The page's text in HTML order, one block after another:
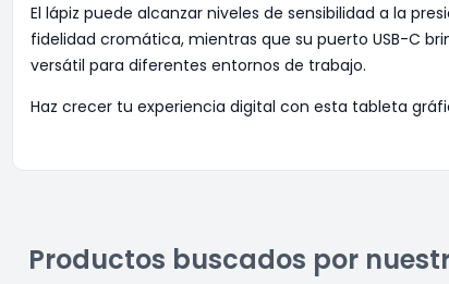
El lápiz puede alcanzar niveles de sensibilidad a la
fidelidad cromática, mientras que su puerto USB-C
versátil para diferentes entornos de trabajo.
Haz crecer tu experiencia digital con esta tableta
Productos buscados por